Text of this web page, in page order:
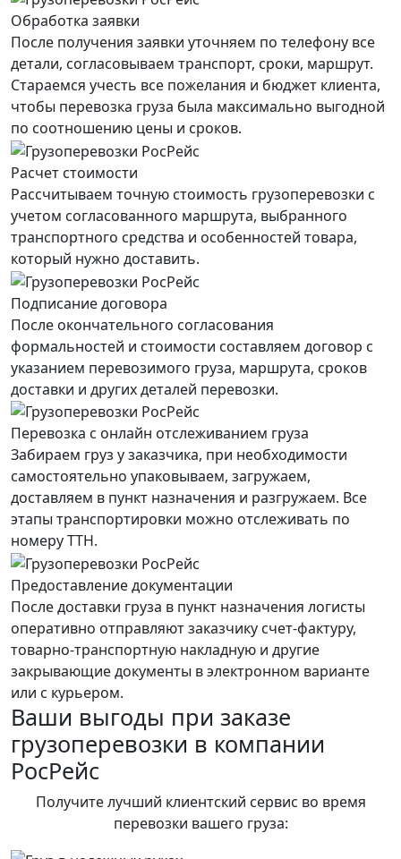
Обработка заявки
После получения заявки уточняем по телефону все
детали, согласовываем транспорт, сроки, маршрут.
Стараемся учесть все пожелания и бюджет клиента,
чтобы перевозка груза была максимально выгодной
по соотношению цены и сроков.
Расчет стоимости
Рассчитываем точную стоимость грузоперевозки с
учетом согласованного маршрута, выбранного
транспортного средства и особенностей товара,
который нужно доставить.
Подписание договора
После окончательного согласования
формальностей и стоимости составляем договор с
указанием перевозимого груза, маршрута, сроков
доставки и других деталей перевозки.
Перевозка с онлайн отслеживанием груза
Забираем груз у заказчика, при необходимости
самостоятельно упаковываем, загружаем,
доставляем в пункт назначения и разгружаем. Все
этапы транспортировки можно отслеживать по
номеру ТТН.
Предоставление документации
После доставки груза в пункт назначения логисты
оперативно отправляют заказчику счет-фактуру,
товарно-транспортную накладную и другие
закрывающие документы в электронном варианте
или с курьером.
Ваши выгоды при заказе
грузоперевозки в компании
РосРейс
Получите лучший клиентский сервис во время
перевозки вашего груза: